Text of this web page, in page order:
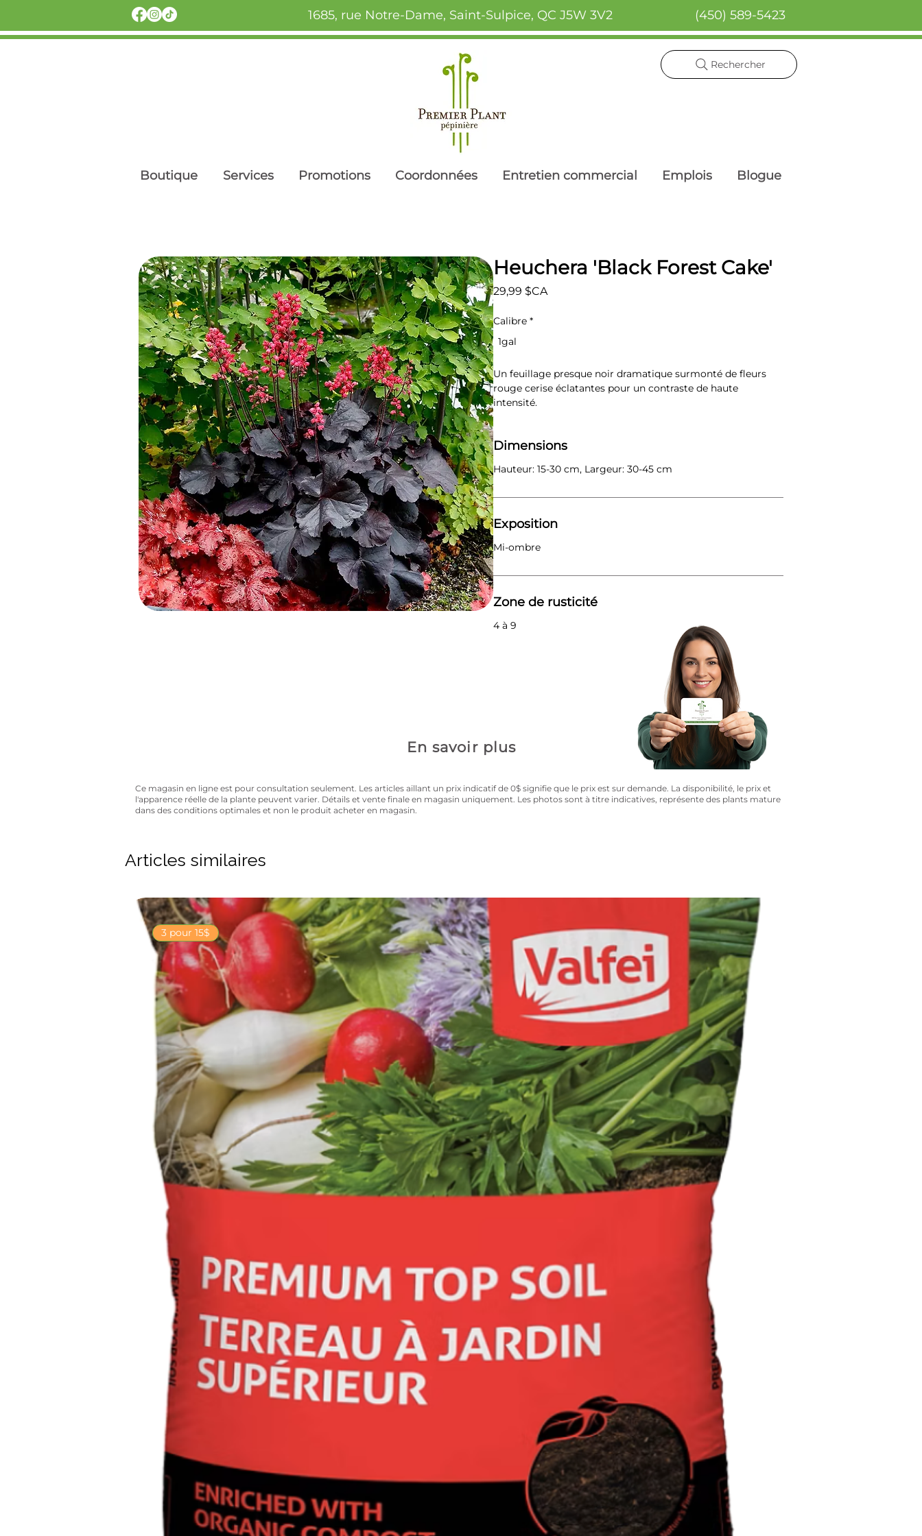
1685, rue Notre-Dame, Saint-Sulpice, QC J5W 3V2 (450) 589-5423
Rechercher
Boutique Services Promotions Coordonnées Entretien commercial Emplois Blogue
Heuchera 'Black Forest Cake'
29,99 $CAPrix
Calibre *
1gal
Un feuillage presque noir dramatique surmonté de fleurs
rouge cerise éclatantes pour un contraste de haute
intensité.
Dimensions
Hauteur: 15-30 cm, Largeur: 30-45 cm
Exposition
Mi-ombre
Zone de rusticité
4 à 9
En savoir plus
Ce magasin en ligne est pour consultation seulement. Les articles aillant un prix indicatif de 0$ signifie que le prix est sur demande. La disponibilité, le prix et
l'apparence réelle de la plante peuvent varier. Détails et vente finale en magasin uniquement. Les photos sont à titre indicatives, représente des plants mature
dans des conditions optimales et non le produit acheter en magasin.
Articles similaires
3 pour 15$